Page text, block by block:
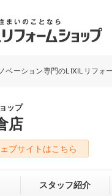
ーム事例を探す
キッチン
洗面化粧室
ベランダ・バルコニー
リフォームショップ
ベーション専門のLIXILリフォ
ップ
店
ブサイトはこちら
スタッフ紹介